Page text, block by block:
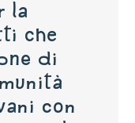
la
che
di
con